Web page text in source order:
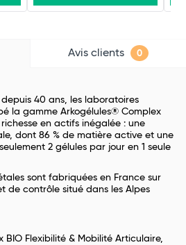
Avis clients 0
40 ans, les laboratoires
la gamme Arkogélules® Complex
en actifs inégalée : une
dont 86 % de matière active et une
2 gélules par jour en 1 seule
sont fabriquées en France sur
de contrôle situé dans les Alpes
BIO Flexibilité & Mobilité Articulaire,